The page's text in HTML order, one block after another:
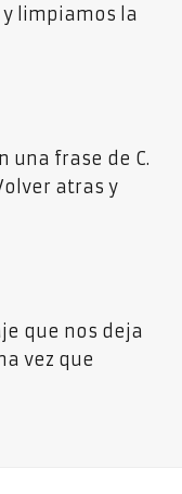
limpiamos la
una frase de C.
atras y
que nos deja
vez que